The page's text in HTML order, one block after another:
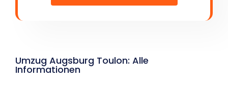
Umzug Augsburg Toulon: Alle
Informationen